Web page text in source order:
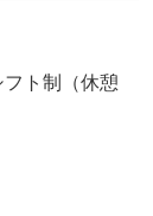
ト制（休憩